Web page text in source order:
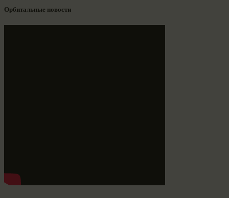
Орбитальные новости